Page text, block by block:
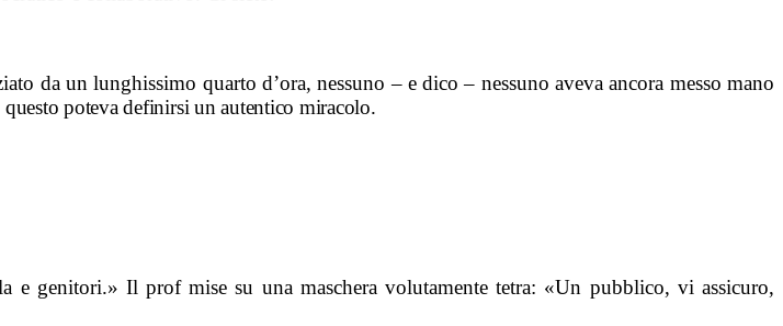
da un lunghissimo quarto d’ora, nessuno – e dico – nessuno aveva ancora messo mano
poteva definirsi un autentico miracolo.
genitori.» Il prof mise su una maschera volutamente tetra: «Un pubblico, vi assicuro,